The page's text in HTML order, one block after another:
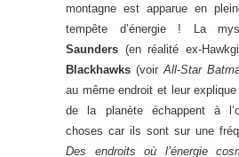
montagne est apparue en
tempête d’énergie ! La
Saunders (en réalité ex-
Blackhawks (voir All-Star
au même endroit et leur
de la planète échappent à
choses car ils sont sur une
Des endroits où l’énergie